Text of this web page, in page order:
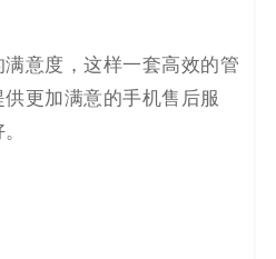
意度，这样一套高效的管
更加满意的手机售后服